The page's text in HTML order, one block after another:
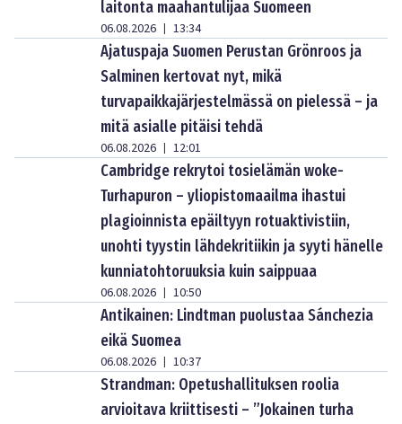
laitonta maahantulijaa Suomeen
06.08.2026 | 13:34
Ajatuspaja Suomen Perustan Grönroos ja
Salminen kertovat nyt, mikä
turvapaikkajärjestelmässä on pielessä – ja
mitä asialle pitäisi tehdä
06.08.2026 | 12:01
Cambridge rekrytoi tosielämän woke-
Turhapuron – yliopistomaailma ihastui
plagioinnista epäiltyyn rotuaktivistiin,
unohti tyystin lähdekritiikin ja syyti hänelle
kunniatohtoruuksia kuin saippuaa
06.08.2026 | 10:50
Antikainen: Lindtman puolustaa Sánchezia
eikä Suomea
06.08.2026 | 10:37
Strandman: Opetushallituksen roolia
arvioitava kriittisesti – ”Jokainen turha